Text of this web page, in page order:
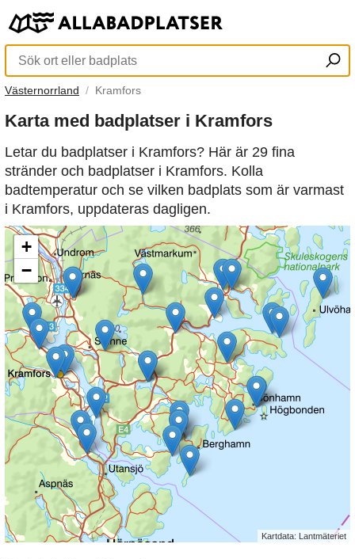
Västernorrland Kramfors
Karta med badplatser i Kramfors
Letar du badplatser i Kramfors? Här är 29 fina
stränder och badplatser i Kramfors. Kolla
badtemperatur och se vilken badplats som är varmast
i Kramfors, uppdateras dagligen.
+
−
Kartdata: Lantmäteriet